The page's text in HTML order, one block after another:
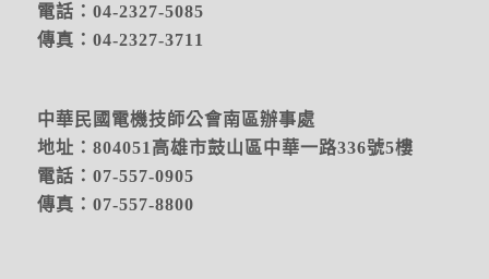
電話：04-2327-5085
傳真：04-2327-3711
中華民國電機技師公會南區辦事處
地址：804051高雄市鼓山區中華一路336號5樓
電話：07-557-0905
傳真：07-557-8800